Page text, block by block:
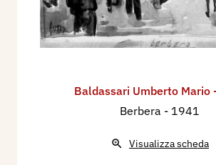
Baldassari Umberto Mario
Berbera - 1941
Visualizza scheda